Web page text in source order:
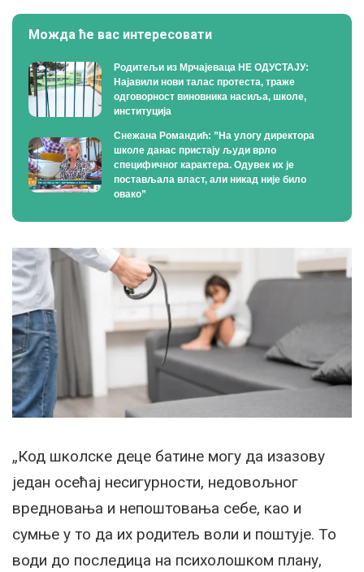
Можда ће вас интересовати
Родитељи из Мрчајеваца НЕ ОДУСТАЈУ:
Најавили нови талас протеста, траже
одговорност виновника насиља, школе,
институција
Снежана Романдић: ”На улогу директора
школе данас пристају људи врло
специфичног карактера. Одувек их је
постављала власт, али никад није било
овако”
„Код школске деце батине могу да изазову
један осећај несигурности, недовољног
вредновања и непоштовања себе, као и
сумње у то да их родитељ воли и поштује. То
води до последица на психолошком плану,